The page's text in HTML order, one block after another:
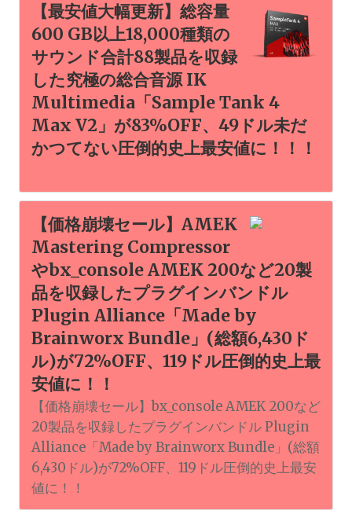
【最安値大幅更新】総容量
600 GB以上18,000種類の
サウンド合計88製品を収録
した究極の総合音源 IK
Multimedia「Sample Tank 4
Max V2」が83%OFF、49ドル未だ
かつてない圧倒的史上最安値に！！！
【価格崩壊セール】AMEK
Mastering Compressor
やbx_console AMEK 200など20製
品を収録したプラグインバンドル
Plugin Alliance「Made by
Brainworx Bundle」(総額6,430ド
ル)が72%OFF、119ドル圧倒的史上最
安値に！！
【価格崩壊セール】bx_console AMEK 200など
20製品を収録したプラグインバンドル Plugin
Alliance「Made by Brainworx Bundle」(総額
6,430ドル)が72%OFF、119ドル圧倒的史上最安
値に！！